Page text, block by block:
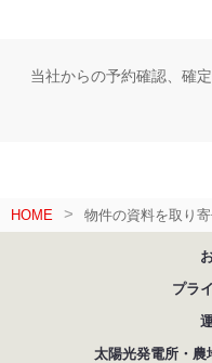
当社からの予約確認、確
HOME 物件の資料を取り寄
プラ
太陽光発電所・農